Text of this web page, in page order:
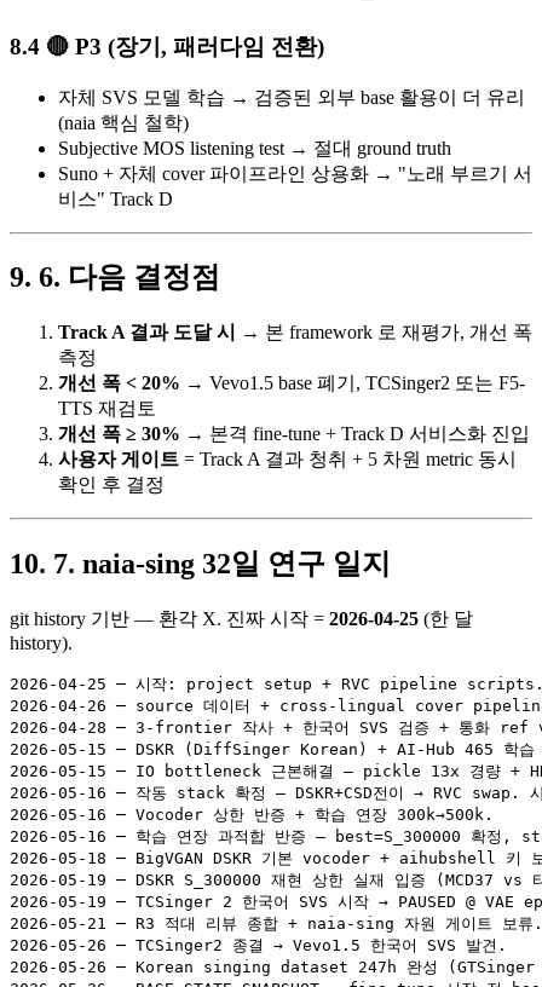
🔴 P3 (장기, 패러다임 전환)
자체 SVS 모델 학습 → 검증된 외부 base 활용이 더 유리
(naia 핵심 철학)
Subjective MOS listening test → 절대 ground truth
Suno + 자체 cover 파이프라인 상용화 → "노래 부르기 서
비스" Track D
6. 다음 결정점
Track A 결과 도달 시
→ 본 framework 로 재평가, 개선 폭
측정
개선 폭 < 20% → Vevo1.5 base 폐기, TCSinger2 또는 F5-
TTS 재검토
개선 폭 ≥ 30% → 본격 fine-tune + Track D 서비스화 진입
사용자 게이트 = Track A 결과 청취 + 5 차원 metric 동시
확인 후 결정
7. naia-sing 32일 연구 일지
git history 기반 — 환각 X. 진짜 시작 = 2026-04-25 (한 달
history).
2026-04-25 ─ 시작: project setup + RVC pipeline
2026-04-26 ─ source 데이터 + cross-lingual cover
2026-04-28 ─ 3-frontier 작사 + 한국어 SVS 검증 + 통화 ref
2026-05-15 ─ DSKR (DiffSinger Korean) + AI-Hub 465 학
2026-05-15 ─ IO bottleneck 근본해결 — pickle 13x 경량 +
2026-05-16 ─ 작동 stack 확정 — DSKR+CSD전이 → RVC swap.
2026-05-16 ─ Vocoder 상한 반증 + 학습 연장 300k→500k.
2026-05-16 ─ 학습 연장 과적합 반증 — best=S_300000 확정,
2026-05-18 ─ BigVGAN DSKR 기본 vocoder + aihubshell 키
2026-05-19 ─ DSKR S_300000 재현 상한 실재 입증 (MCD37 vs
2026-05-19 ─ TCSinger 2 한국어 SVS 시작 → PAUSED @ VAE
2026-05-21 ─ R3 적대 리뷰 종합 + naia-sing 자원 게이트 보류.
2026-05-26 ─ TCSinger2 종결 → Vevo1.5 한국어 SVS 발견.
2026-05-26 ─ Korean singing dataset 247h 완성